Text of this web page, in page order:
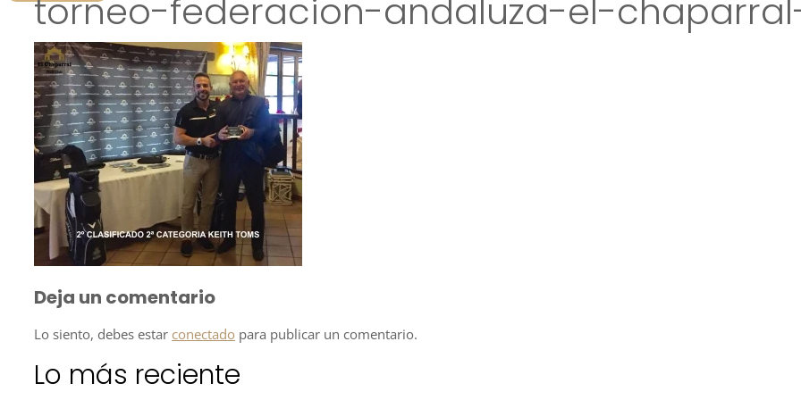
torneo-federacion-andaluza-el-
Deja un comentario
Lo siento, debes estar conectado para publicar un comentario.
Lo más reciente